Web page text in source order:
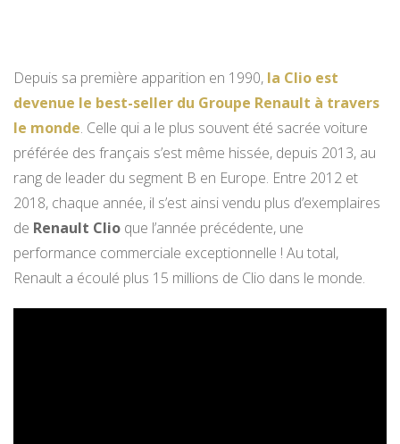
Depuis sa première apparition en 1990, la Clio est
devenue le best-seller du Groupe Renault à travers
le monde. Celle qui a le plus souvent été sacrée voiture
préférée des français s’est même hissée, depuis 2013, au
rang de leader du segment B en Europe. Entre 2012 et
2018, chaque année, il s’est ainsi vendu plus d’exemplaires
de Renault Clio que l’année précédente, une
performance commerciale exceptionnelle ! Au total,
Renault a écoulé plus 15 millions de Clio dans le monde.